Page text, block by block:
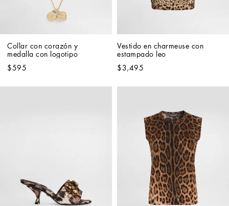
Collar con corazón y
medalla con logotipo
$595
Vestido en charmeuse con
estampado leo
$3,495